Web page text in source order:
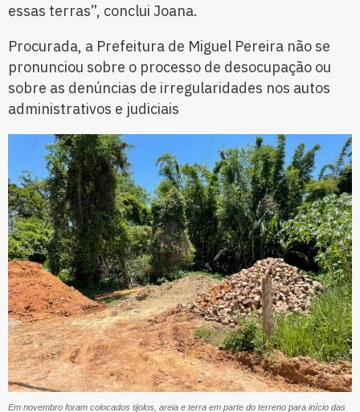
essas terras”, conclui Joana.
Procurada, a Prefeitura de Miguel Pereira não se
pronunciou sobre o processo de desocupação ou
sobre as denúncias de irregularidades nos autos
administrativos e judiciais
Em novembro foram colocados tijolos, areia e terra em parte do terreno para início das